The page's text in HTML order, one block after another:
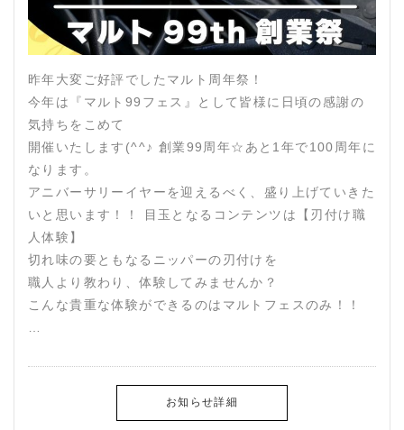
昨年大変ご好評でしたマルト周年祭！
今年は『マルト99フェス』として皆様に日頃の感謝の
気持ちをこめて
開催いたします(^^♪ 創業99周年☆あと1年で100周年に
なります。
アニバーサリーイヤーを迎えるべく、盛り上げていきた
いと思います！！ 目玉となるコンテンツは【刃付け職
人体験】
切れ味の要ともなるニッパーの刃付けを
職人より教わり、体験してみませんか？
こんな貴重な体験ができるのはマルトフェスのみ！！
お知らせ詳細